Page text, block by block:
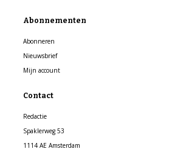
Abonnementen
Abonneren
Nieuwsbrief
Mijn account
Contact
Redactie
Spaklerweg 53
1114 AE Amsterdam